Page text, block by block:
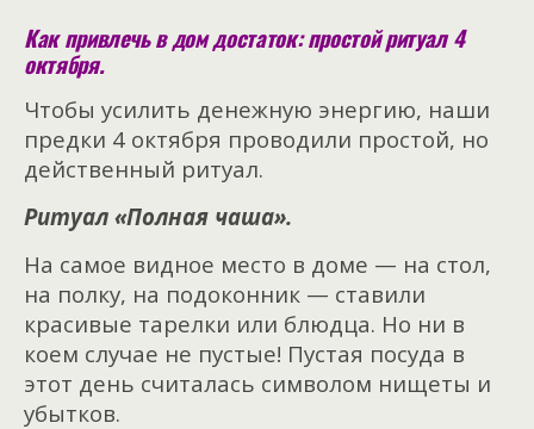
Как привлечь в дом достаток: простой ритуал 4
октября.
Чтобы усилить денежную энергию, наши
предки 4 октября проводили простой, но
действенный ритуал.
Ритуал «Полная чаша».
На самое видное место в доме — на стол,
на полку, на подоконник — ставили
красивые тарелки или блюдца. Но ни в
коем случае не пустые! Пустая посуда в
этот день считалась символом нищеты и
убытков.